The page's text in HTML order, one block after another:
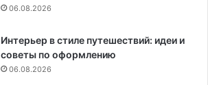
06.08.2026
Интерьер в стиле путешествий: идеи и
советы по оформлению
06.08.2026